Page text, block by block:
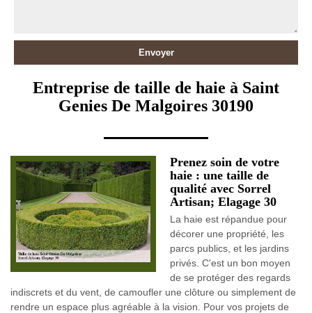
Entreprise de taille de haie à Saint
Genies De Malgoires 30190
Prenez soin de votre
haie : une taille de
qualité avec Sorrel
Artisan; Elagage 30
La haie est répandue pour
décorer une propriété, les
parcs publics, et les jardins
privés. C'est un bon moyen
de se protéger des regards
indiscrets et du vent, de camoufler une clôture ou simplement de
rendre un espace plus agréable à la vision. Pour vos projets de